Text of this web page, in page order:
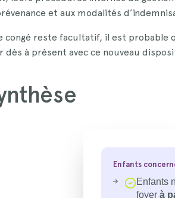
et aux modalités
congé reste facultatif, il est probable
dès à présent avec ce nouveau
Enfants
Enfants
foyerà